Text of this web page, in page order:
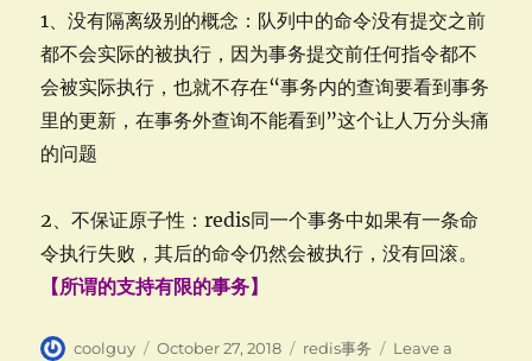
1、没有隔离级别的概念：队列中的命令没有提交之前
都不会实际的被执行，因为事务提交前任何指令都不
会被实际执行，也就不存在“事务内的查询要看到事务
里的更新，在事务外查询不能看到”这个让人万分头痛
的问题
2、不保证原子性：redis同一个事务中如果有一条命
令执行失败，其后的命令仍然会被执行，没有回滚。
【所谓的支持有限的事务】
Author
coolguy
Posted
October 27, 2018 Categories
redis事务
Leave a